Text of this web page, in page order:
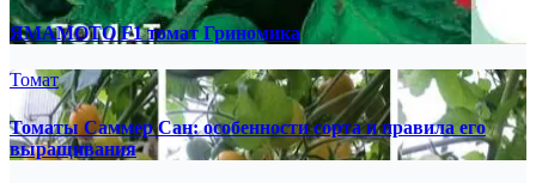
ЯМАМОТО F1 томат Гриномика
Томат
Томаты Саммер Сан: особенности сорта и правила его
выращивания